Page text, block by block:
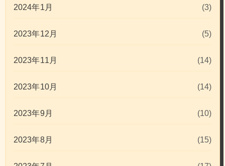
2024年1月 (3)
2023年12月 (5)
2023年11月 (14)
2023年10月 (14)
2023年9月 (10)
2023年8月 (15)